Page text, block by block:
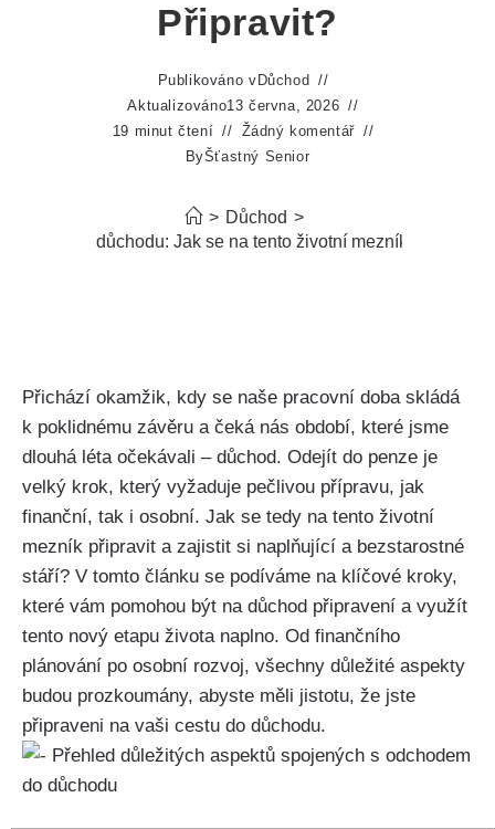
Připravit?
Publikováno v Důchod
Aktualizováno13 června, 2026
19 minut čtení
Žádný komentář
ByŠťastný Senior
> Důchod >
Odejdu do důchodu: Jak se na tento životní mezník připravit?
Přichází okamžik, kdy se naše pracovní doba skládá
k poklidnému závěru a čeká nás období, které jsme
dlouhá léta očekávali – důchod. Odejít do penze je
velký krok, který vyžaduje pečlivou přípravu, jak
finanční, tak i osobní. Jak se tedy na tento životní
mezník připravit a zajistit si naplňující a bezstarostné
stáří? V tomto článku se podíváme na klíčové kroky,
které vám pomohou být na důchod připravení a využít
tento nový etapu života naplno. Od finančního
plánování po osobní rozvoj, všechny důležité aspekty
budou prozkoumány, abyste měli jistotu, že jste
připraveni na vaši cestu do důchodu.